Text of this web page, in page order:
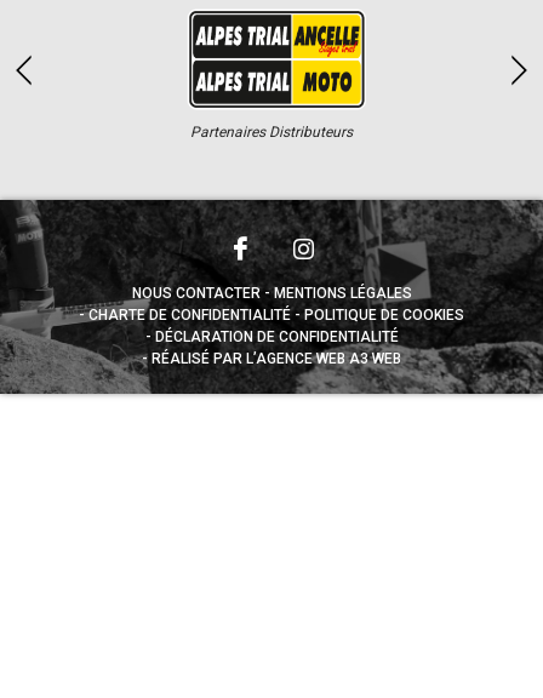
Partenaires Distributeurs
NOUS CONTACTER
MENTIONS LÉGALES
CHARTE DE CONFIDENTIALITÉ
POLITIQUE DE COOKIES
DÉCLARATION DE CONFIDENTIALITÉ
RÉALISÉ PAR L’AGENCE WEB A3 WEB